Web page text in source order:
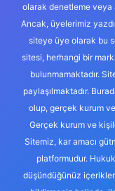
olarak denetleme veya
Ancak, üyelerimiz
siteye üye olarak bu
sitesi, herhangi bir
bulunmamaktadır.
paylaşılmaktadır.
olup, gerçek kurum
Gerçek kurum ve
Sitemiz, kar amacı
platformudur.
düşündüğünüz